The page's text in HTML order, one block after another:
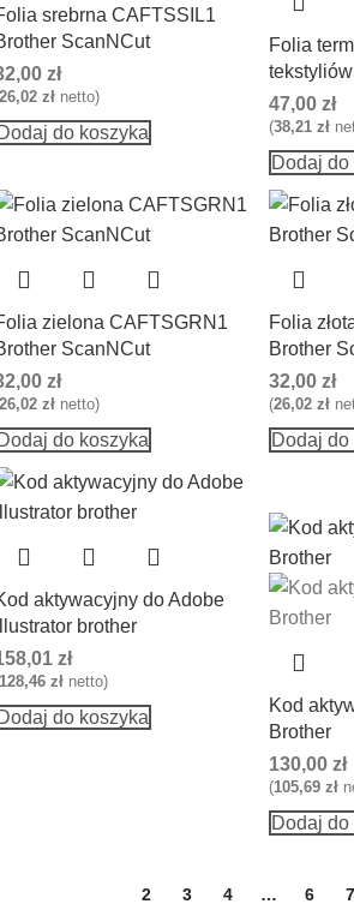
srebrna CAFTSSIL1
ScanNCut
zł
26,02 zł netto)
do koszyka
Folia
47,00 zł
(38,21 zł
Dodaj do
zielona CAFTSGRN1
ScanNCut
zł
26,02 zł netto)
do koszyka
Folia
Brother
32,00 zł
(26,02 zł
Dodaj do
aktywacyjny do Adobe
brother
zł
128,46 zł netto)
do koszyka
Kod
Brother
130,00 zł
(105,69 zł
Dodaj do
2 3 4 … 6 7